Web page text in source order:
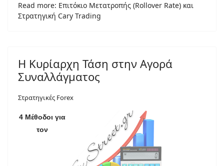
Read more: Επιτόκιο Μετατροπής (Rollover Rate) και
Στρατηγική Cary Trading
Η Κυρίαρχη Τάση στην Αγορά
Συναλλάγματος
Στρατηγικές Forex
4 Μέθοδοι για
τον